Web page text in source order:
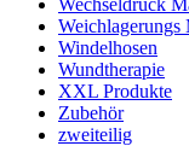
Wechseldruck
Weichlagerungs
Windelhosen
Wundtherapie
XXL Produkte
Zubehör
zweiteilig